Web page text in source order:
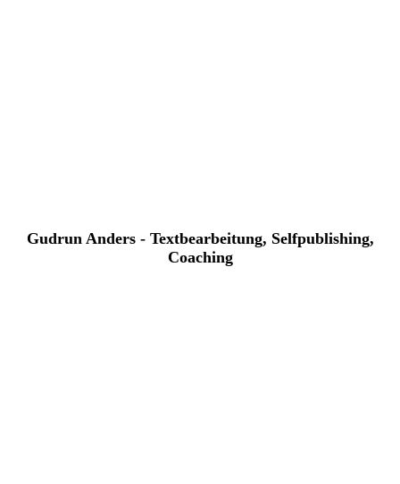
Gudrun Anders - Textbearbeitung, Selfpublishing,
Coaching